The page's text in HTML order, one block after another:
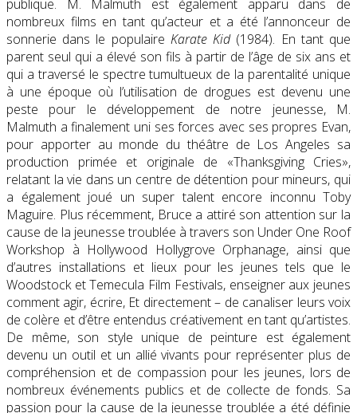
publique. M. Malmuth est également apparu dans de
nombreux films en tant qu’acteur et a été l’annonceur de
sonnerie dans le populaire Karate Kid(1984). En tant que
parent seul qui a élevé son fils à partir de l’âge de six ans et
qui a traversé le spectre tumultueux de la parentalité unique
à une époque où l’utilisation de drogues est devenu une
peste pour le développement de notre jeunesse, M.
Malmuth a finalement uni ses forces avec ses propres Evan,
pour apporter au monde du théâtre de Los Angeles sa
production primée et originale de «Thanksgiving Cries»,
relatant la vie dans un centre de détention pour mineurs, qui
a également joué un super talent encore inconnu Toby
Maguire. Plus récemment, Bruce a attiré son attention sur la
cause de la jeunesse troublée à travers son Under One Roof
Workshop à Hollywood Hollygrove Orphanage, ainsi que
d’autres installations et lieux pour les jeunes tels que le
Woodstock et Temecula Film Festivals, enseigner aux jeunes
comment agir, écrire, Et directement – de canaliser leurs voix
de colère et d’être entendus créativement en tant qu’artistes.
De même, son style unique de peinture est également
devenu un outil et un allié vivants pour représenter plus de
compréhension et de compassion pour les jeunes, lors de
nombreux événements publics et de collecte de fonds. Sa
passion pour la cause de la jeunesse troublée a été définie